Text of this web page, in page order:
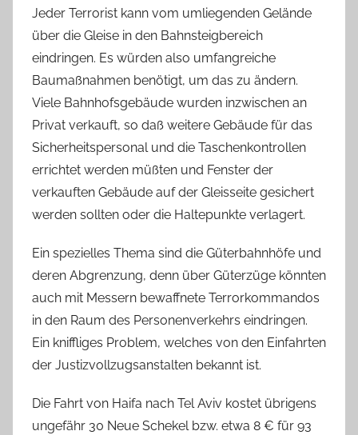
Jeder Terrorist kann vom umliegenden Gelände
über die Gleise in den Bahnsteigbereich
eindringen. Es würden also umfangreiche
Baumaßnahmen benötigt, um das zu ändern.
Viele Bahnhofsgebäude wurden inzwischen an
Privat verkauft, so daß weitere Gebäude für das
Sicherheitspersonal und die Taschenkontrollen
errichtet werden müßten und Fenster der
verkauften Gebäude auf der Gleisseite gesichert
werden sollten oder die Haltepunkte verlagert.
Ein spezielles Thema sind die Güterbahnhöfe und
deren Abgrenzung, denn über Güterzüge könnten
auch mit Messern bewaffnete Terrorkommandos
in den Raum des Personenverkehrs eindringen.
Ein kniffliges Problem, welches von den Einfahrten
der Justizvollzugsanstalten bekannt ist.
Die Fahrt von Haifa nach Tel Aviv kostet übrigens
ungefähr 30 Neue Schekel bzw. etwa 8 € für 93